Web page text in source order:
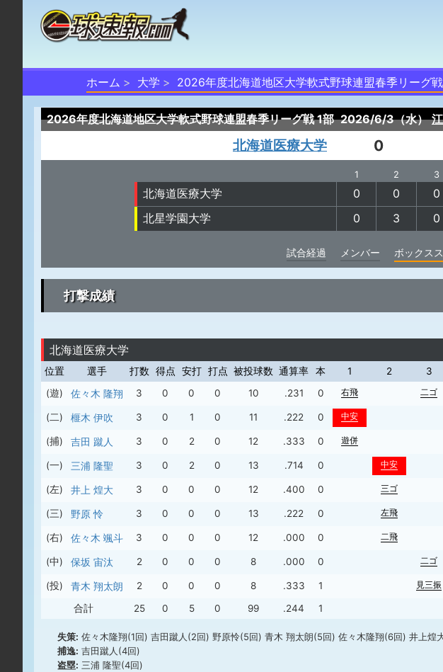
ホーム 大学 2026年度北海道地区大学軟式野球連盟春季リーグ
2026年度北海道地区大学軟式野球連盟春季リーグ戦 1部 2026/6/3（水）
北海道医療大学 0
1 2 3
北海道医療大学 0 0 0
北星学園大学
0 3 0
試合経過 メンバー ボックス
打撃成績
北海道医療大学
位置 選手 打数 得点 安打 打点 被投球数 通算率 本 1 2 3
(遊)
佐々木 隆翔 3 0 0 0 10 .231 0 右飛 二ゴ
(二) 榧木 伊吹 3 0 1 0 11 .222 0 中安
(捕) 吉田 蹴人 3 0 2 0 12 .333 0 遊併
(一) 三浦 隆聖 3 0 2 0 13 .714 0 中安
(左) 井上 煌大 3 0 0 0 12 .400 0 三ゴ
(三) 野原 怜 3 0 0 0 13 .222 0 左飛
(右) 佐々木 颯斗 3 0 0 0 12 .000 0 二飛
(中) 保坂 宙汰 2 0 0 0 8 .000 0 二ゴ
(投) 青木 翔太朗 2 0 0 0 8 .333 1 見三振
合計 25 0 5 0 99 .244 1
失策: 佐々木隆翔(1回) 吉田蹴人(2回) 野原怜(5回) 青木 翔太朗(5回) 佐々木隆翔(6回) 井上
捕逸: 吉田蹴人(4回)
盗塁: 三浦 隆聖(4回)